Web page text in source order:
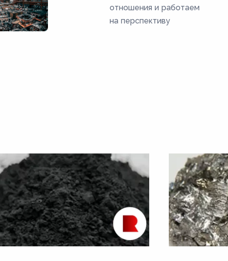
отношения и работаем
на перспективу